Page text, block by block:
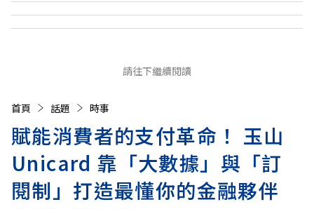
請往下繼續閱讀
首頁 話題 時事
賦能消費者的支付革命！ 玉山
Unicard 靠「大數據」與「訂
閱制」打造最懂你的金融夥伴